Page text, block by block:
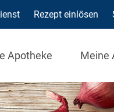
Rezept einlösen
Apotheke Meine